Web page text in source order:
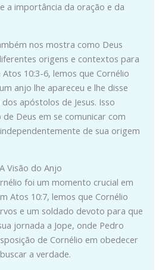
a importância da oração e da
nos mostra como Deus
origens e contextos para
Atos 10:3-6, lemos que Cornélio
anjo lhe apareceu e lhe disse
apóstolos de Jesus. Isso
Deus em se comunicar com
de sua origem
Visão do Anjo
foi um momento crucial em
Atos 10:7, lemos que Cornélio
e um soldado devoto para que
jornada a Jope, onde Pedro
de Cornélio em obedecer
a verdade.